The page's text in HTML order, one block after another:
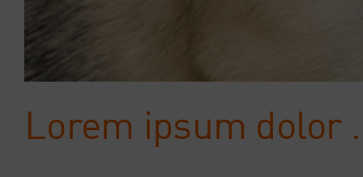
Lorem ipsum dolor